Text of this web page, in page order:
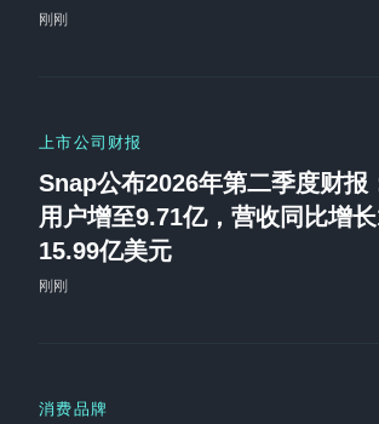
刚刚
上市公司财报
Snap公布2026年第二季度财报
用户增至9.71亿，营收同比增
15.99亿美元
刚刚
消费品牌